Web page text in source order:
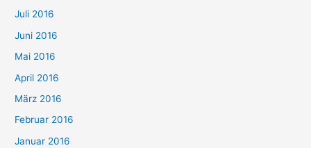
Juli 2016
Juni 2016
Mai 2016
April 2016
März 2016
Februar 2016
Januar 2016